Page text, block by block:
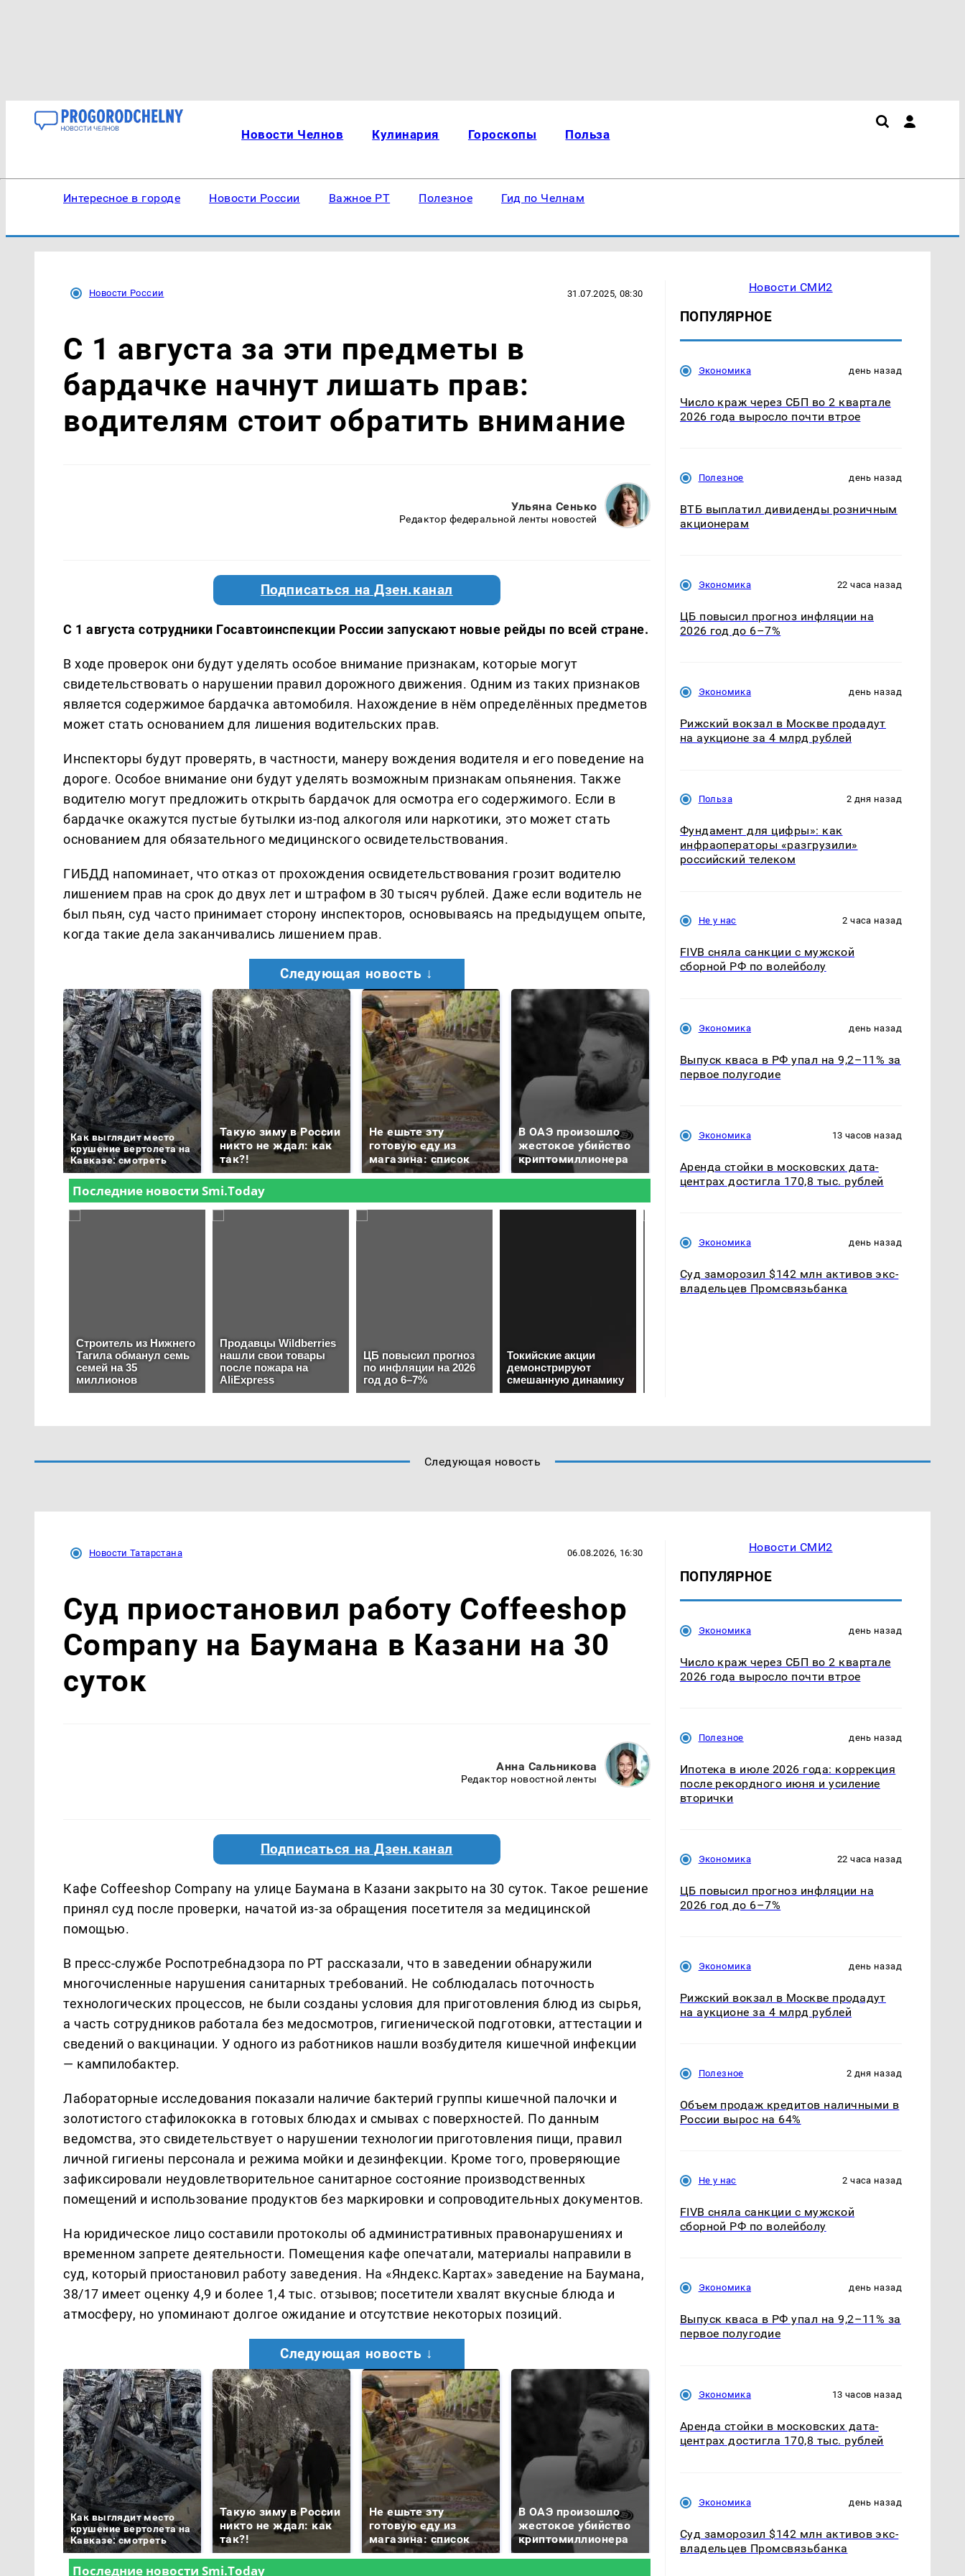
Новости Челнов Кулинария Гороскопы Польза
Интересное в городе Новости России Важное РТ Полезное Гид по Челнам
Новости России 31.07.2025, 08:30
С 1 августа за эти предметы в
бардачке начнут лишать прав:
водителям стоит обратить внимание
Ульяна Сенько
Редактор федеральной ленты новостей
Подписаться на Дзен.канал
С 1 августа сотрудники Госавтоинспекции России запускают новые рейды по всей стране.
В ходе проверок они будут уделять особое внимание признакам, которые могут
свидетельствовать о нарушении правил дорожного движения. Одним из таких признаков
является содержимое бардачка автомобиля. Нахождение в нём определённых предметов
может стать основанием для лишения водительских прав.
Инспекторы будут проверять, в частности, манеру вождения водителя и его поведение на
дороге. Особое внимание они будут уделять возможным признакам опьянения. Также
водителю могут предложить открыть бардачок для осмотра его содержимого. Если в
бардачке окажутся пустые бутылки из-под алкоголя или наркотики, это может стать
основанием для обязательного медицинского освидетельствования.
ГИБДД напоминает, что отказ от прохождения освидетельствования грозит водителю
лишением прав на срок до двух лет и штрафом в 30 тысяч рублей. Даже если водитель не
был пьян, суд часто принимает сторону инспекторов, основываясь на предыдущем опыте,
когда такие дела заканчивались лишением прав.
Следующая новость ↓
Как выглядит место
крушение вертолета на
Кавказе: смотреть
Такую зиму в России
никто не ждал: как
так?!
Не ешьте эту
готовую еду из
магазина: список
В ОАЭ произошло
жестокое убийство
криптомиллионера
Все новости по
Кавказе: читать здесь
Таких событий не
Новости СМИ2
ПОПУЛЯРНОЕ
Экономика день назад
Число краж через СБП во 2 квартале
2026 года выросло почти втрое
Полезное день назад
ВТБ выплатил дивиденды розничным
акционерам
Экономика 22 часа назад
ЦБ повысил прогноз инфляции на
2026 год до 6–7%
Экономика день назад
Рижский вокзал в Москве продадут
на аукционе за 4 млрд рублей
Польза 2 дня назад
Фундамент для цифры»: как
инфраоператоры «разгрузили»
российский телеком
Не у нас 2 часа назад
FIVB сняла санкции с мужской
сборной РФ по волейболу
Экономика день назад
Выпуск кваса в РФ упал на 9,2–11% за
первое полугодие
Экономика 13 часов назад
Аренда стойки в московских дата-
центрах достигла 170,8 тыс. рублей
Экономика день назад
Суд заморозил $142 млн активов экс-
владельцев Промсвязьбанка
Следующая новость
Новости Татарстана 06.08.2026, 16:30
Суд приостановил работу Coffeeshop
Company на Баумана в Казани на 30
суток
Анна Сальникова
Редактор новостной ленты
Подписаться на Дзен.канал
Кафе Coffeeshop Company на улице Баумана в Казани закрыто на 30 суток. Такое решение
принял суд после проверки, начатой из-за обращения посетителя за медицинской
помощью.
В пресс-службе Роспотребнадзора по РТ рассказали, что в заведении обнаружили
многочисленные нарушения санитарных требований. Не соблюдалась поточность
технологических процессов, не были созданы условия для приготовления блюд из сырья,
а часть сотрудников работала без медосмотров, гигиенической подготовки, аттестации и
сведений о вакцинации. У одного из работников нашли возбудителя кишечной инфекции
— кампилобактер.
Лабораторные исследования показали наличие бактерий группы кишечной палочки и
золотистого стафилококка в готовых блюдах и смывах с поверхностей. По данным
ведомства, это свидетельствует о нарушении технологии приготовления пищи, правил
личной гигиены персонала и режима мойки и дезинфекции. Кроме того, проверяющие
зафиксировали неудовлетворительное санитарное состояние производственных
помещений и использование продуктов без маркировки и сопроводительных документов.
На юридическое лицо составили протоколы об административных правонарушениях и
временном запрете деятельности. Помещения кафе опечатали, материалы направили в
суд, который приостановил работу заведения. На «Яндекс.Картах» заведение на Баумана,
38/17 имеет оценку 4,9 и более 1,4 тыс. отзывов; посетители хвалят вкусные блюда и
атмосферу, но упоминают долгое ожидание и отсутствие некоторых позиций.
Следующая новость ↓
Как выглядит место
крушение вертолета на
Кавказе: смотреть
Такую зиму в России
никто не ждал: как
так?!
Не ешьте эту
готовую еду из
магазина: список
В ОАЭ произошло
жестокое убийство
криптомиллионера
падению вертолета на
Кавказе: читать здесь
ждать всем нам?
Новости СМИ2
ПОПУЛЯРНОЕ
Экономика день назад
Число краж через СБП во 2 квартале
2026 года выросло почти втрое
Полезное день назад
Ипотека в июле 2026 года: коррекция
после рекордного июня и усиление
вторички
Экономика 22 часа назад
ЦБ повысил прогноз инфляции на
2026 год до 6–7%
Экономика день назад
Рижский вокзал в Москве продадут
на аукционе за 4 млрд рублей
Полезное 2 дня назад
Объем продаж кредитов наличными в
России вырос на 64%
Не у нас 2 часа назад
FIVB сняла санкции с мужской
сборной РФ по волейболу
Экономика день назад
Выпуск кваса в РФ упал на 9,2–11% за
первое полугодие
Экономика 13 часов назад
Аренда стойки в московских дата-
центрах достигла 170,8 тыс. рублей
Экономика день назад
Суд заморозил $142 млн активов экс-
владельцев Промсвязьбанка